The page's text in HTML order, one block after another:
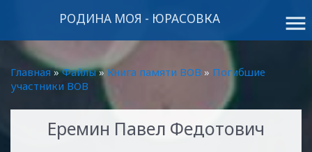
menu
РОДИНА МОЯ - ЮРАСОВКА
Главная»Файлы» Книга памяти ВОВ » Погибшие
участники ВОВ
Еремин Павел Федотович